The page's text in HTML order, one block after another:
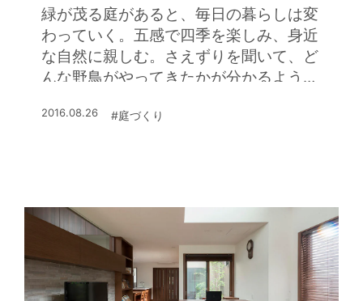
緑が茂る庭があると、毎日の暮らしは変
わっていく。五感で四季を楽しみ、身近
な自然に親しむ。さえずりを聞いて、ど
んな野鳥がやってきたかが分かるように
豊かな日々が待っている。そんな庭があ
2016.08.26 #庭づくり